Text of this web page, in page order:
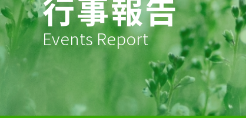
Events Report